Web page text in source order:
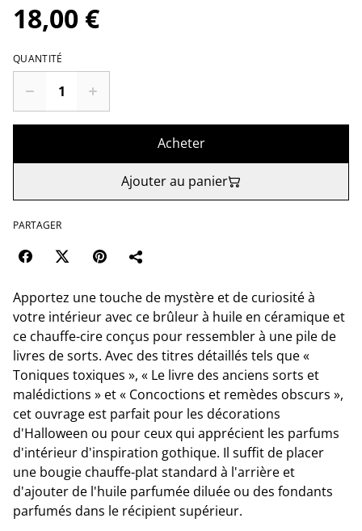
18,00 €
QUANTITÉ
Acheter
Ajouter au panier
PARTAGER
Apportez une touche de mystère et de curiosité à
votre intérieur avec ce brûleur à huile en céramique et
ce chauffe-cire conçus pour ressembler à une pile de
livres de sorts. Avec des titres détaillés tels que «
Toniques toxiques », « Le livre des anciens sorts et
malédictions » et « Concoctions et remèdes obscurs »,
cet ouvrage est parfait pour les décorations
d'Halloween ou pour ceux qui apprécient les parfums
d'intérieur d'inspiration gothique. Il suffit de placer
une bougie chauffe-plat standard à l'arrière et
d'ajouter de l'huile parfumée diluée ou des fondants
parfumés dans le récipient supérieur.